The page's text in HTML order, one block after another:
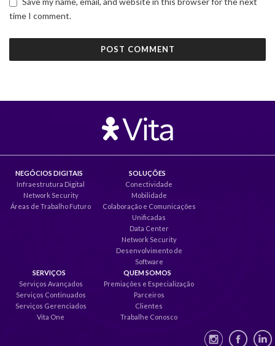
time I comment.
NEGÓCIOS DIGITAIS
Infraestrutura Digital
Network Security
Áreas de Trabalho Futuro
SOLUÇÕES
Conectividade
Mobilidade
Colaboração e Comunicações
Unificadas
Data Center
Network Security
Desenvolvimento de
Software
SERVIÇOS
Serviços Avançados
Serviços Continuados
Serviços Gerenciados
Vita One
QUEM SOMOS
Premiações e Especialização
Parceiros
Clientes
Trabalhe Conosco